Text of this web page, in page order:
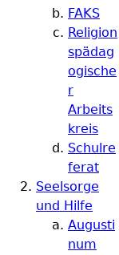
FAKS
Religion
spädag
ogische
r
Arbeits
kreis
Schulre
ferat
Seelsorge
und Hilfe
Augusti
num